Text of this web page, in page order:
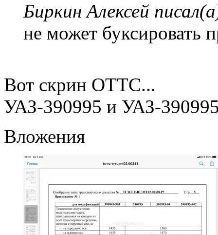
Биркин Алексей
не может буксировать
Вот скрин ОТТС...
УАЗ-390995 и УАЗ-
Вложения